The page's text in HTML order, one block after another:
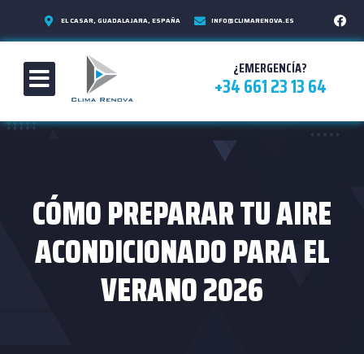
EL CASAR, GUADALAJARA, ESPAÑA INFO@CLIMARENOVA.ES
¿EMERGENCÍA?
+34 661 23 13 64
CÓMO PREPARAR TU AIRE
ACONDICIONADO PARA EL
VERANO 2026